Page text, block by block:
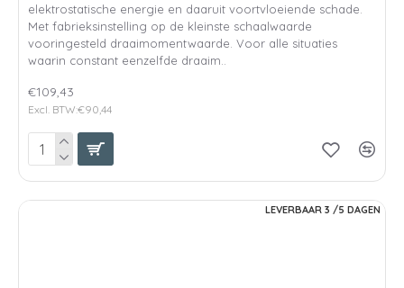
elektrostatische energie en daaruit voortvloeiende schade.
Met fabrieksinstelling op de kleinste schaalwaarde
vooringesteld draaimomentwaarde. Voor alle situaties
waarin constant eenzelfde draaim..
€109,43
Excl. BTW:€90,44
LEVERBAAR 3 /5 DAGEN